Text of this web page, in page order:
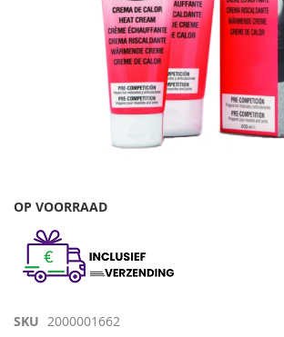
OP VOORRAAD
SKU 2000001662
Skip
the
beginning
of
images